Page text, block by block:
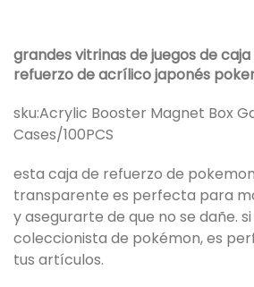
grandes vitrinas de juegos de
refuerzo de acrílico japonés
sku:Acrylic Booster Magnet Box
Cases/100PCS
esta caja de refuerzo de
transparente es perfecta para
y asegurarte de que no se dañe.
coleccionista de pokémon, es
tus artículos.